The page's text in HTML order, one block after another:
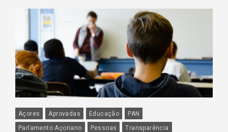
Açores Aprovadas Educação
PAN
Parlamento Açoriano
Pessoas Transparência